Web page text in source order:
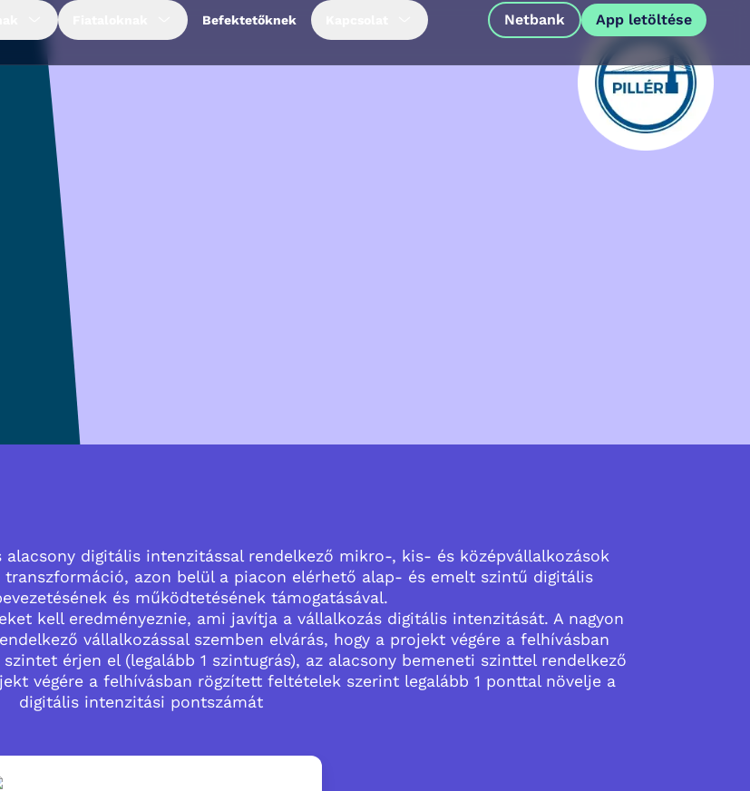
Befektetőknek Netbank App letöltése
digitális intenzitással rendelkező mikro-, kis- és középvállalkozások
transzformáció, azon belül a piacon elérhető alap- és emelt szintű digitális
és működtetésének támogatásával.
kell eredményeznie, ami javítja a vállalkozás digitális intenzitását. A nagyon
vállalkozással szemben elvárás, hogy a projekt végére a felhívásban
érjen el (legalább 1 szintugrás), az alacsony bemeneti szinttel rendelkező
végére a felhívásban rögzített feltételek szerint legalább 1 ponttal növelje a
digitális intenzitási pontszámát